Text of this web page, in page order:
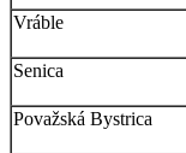
Vráble
Senica
Považská Bystrica